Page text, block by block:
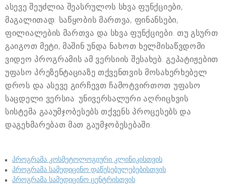
ასევე შეუძლია შეასრულოს სხვა ფუნქციები,
მაგალითად: საწყობის მართვა, ფინანსები,
ფილიალების მართვა და სხვა ფუნქციები. თუ გსურთ
გაიგოთ მეტი, მაშინ უნდა ნახოთ ხელმისაწვდომი
ვიდეო პროგრამის ამ ვერსიის შესახებ. გეპატიჟებით
უფასო პრეზენტაციაზე თქვენთვის მოსახერხებელ
დროს და ასევე გირჩევთ ჩამოტვირთოთ უფასო
საცდელი ვერსია. უნივერსალური აღრიცხვის
სისტემა გააუმჯობესებს თქვენს პროცესებს და
დაგეხმარებათ მათ გაუმჯობესებაში.
პროგრამა კოსმეტოლოგიური კლინიკისთვის
პროგრამა სამედიცინო დაწესებულებებისთვის
პროგრამა სამედიცინო ცენტრისთვის